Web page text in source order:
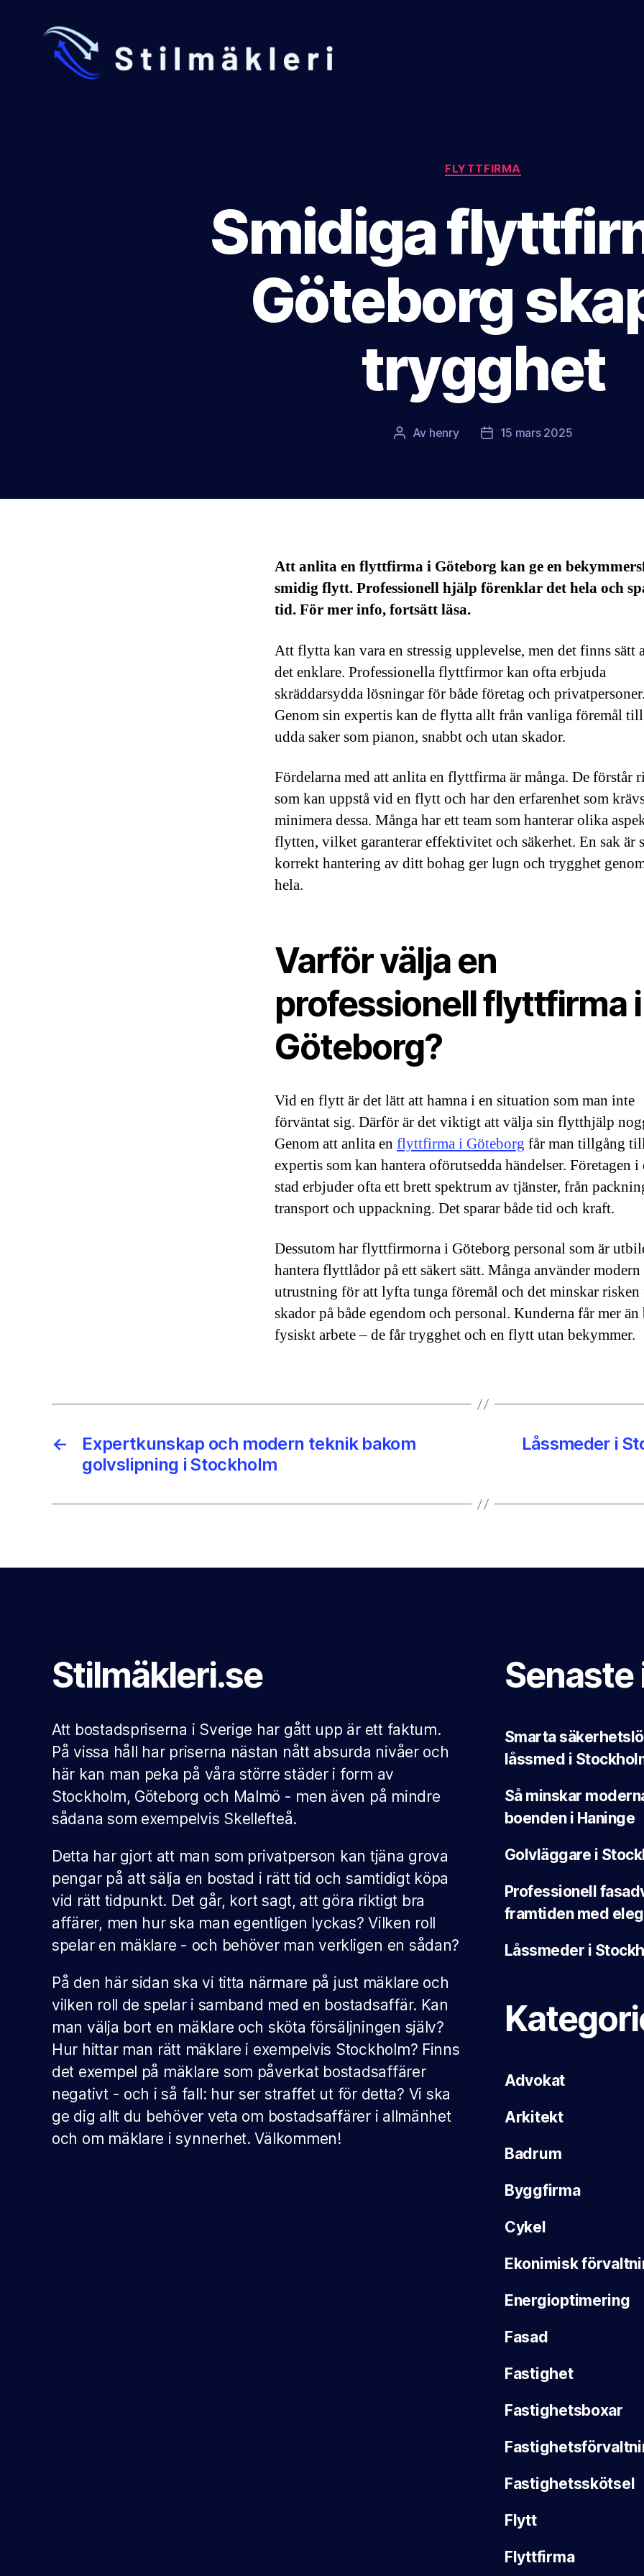
Kategorier
FLYTTFIRMA
Smidiga
Göteborg
trygghet
Inläggsförfattare
Av henry Inläggsdatum
15 mars 2025
Att anlita en flyttfirma i Göteborg kan ge en
smidig flytt. Professionell hjälp förenklar det hela och
tid. För mer info, fortsätt läsa.
Att flytta kan vara en stressig upplevelse, men det finns sätt
det enklare. Professionella flyttfirmor kan ofta erbjuda
skräddarsydda lösningar för både företag och privatpersoner.
Genom sin expertis kan de flytta allt från vanliga föremål
udda saker som pianon, snabbt och utan skador.
Fördelarna med att anlita en flyttfirma är många. De förstår
som kan uppstå vid en flytt och har den erfarenhet som
minimera dessa. Många har ett team som hanterar olika
flytten, vilket garanterar effektivitet och säkerhet. En sak är
korrekt hantering av ditt bohag ger lugn och trygghet
hela.
Varför välja en
professionell flyttfirma i
Göteborg?
Vid en flytt är det lätt att hamna i en situation som man inte
förväntat sig. Därför är det viktigt att välja sin flytthjälp
Genom att anlita en flyttfirma i Göteborg får man tillgång
expertis som kan hantera oförutsedda händelser. Företagen i
stad erbjuder ofta ett brett spektrum av tjänster, från
transport och uppackning. Det sparar både tid och kraft.
Dessutom har flyttfirmorna i Göteborg personal som är
hantera flyttlådor på ett säkert sätt. Många använder modern
utrustning för att lyfta tunga föremål och det minskar
skador på både egendom och personal. Kunderna får mer än
fysiskt arbete – de får trygghet och en flytt utan bekymmer.
←
Expertkunskap och modern teknik bakom
golvslipning i Stockholm
Låssmeder i
Stilmäkleri.se
Att bostadspriserna i Sverige har gått upp är ett faktum.
På vissa håll har priserna nästan nått absurda nivåer och
här kan man peka på våra större städer i form av
Stockholm, Göteborg och Malmö - men även på mindre
sådana som exempelvis Skellefteå.
Detta har gjort att man som privatperson kan tjäna grova
pengar på att sälja en bostad i rätt tid och samtidigt köpa
vid rätt tidpunkt. Det går, kort sagt, att göra riktigt bra
affärer, men hur ska man egentligen lyckas? Vilken roll
spelar en mäklare - och behöver man verkligen en sådan?
På den här sidan ska vi titta närmare på just mäklare och
vilken roll de spelar i samband med en bostadsaffär. Kan
man välja bort en mäklare och sköta försäljningen själv?
Hur hittar man rätt mäklare i exempelvis Stockholm? Finns
det exempel på mäklare som påverkat bostadsaffärer
negativt - och i så fall: hur ser straffet ut för detta? Vi ska
ge dig allt du behöver veta om bostadsaffärer i allmänhet
och om mäklare i synnerhet. Välkommen!
Senaste
Smarta
låssmed i
Så minskar
boenden i Haninge
Golvläggare i
Professionell
framtiden med
Låssmeder i
Advokat
Arkitekt
Badrum
Byggfirma
Cykel
Ekonimisk
Energioptimering
Fasad
Fastighet
Fastighetsboxar
Fastighetsskötsel
Flytt
Flyttfirma